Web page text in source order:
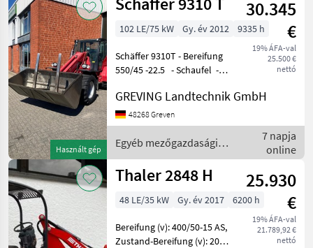
erőgépek
Schäffer
Használt gép
30.345
€
19% ÁFA-val
25.500 €
nettó
102 LE/75 kW Gy. év 2012 9335 h
Schäffer 9310T - Bereifung
550/45 -22.5 - Schaufel -
vorhandenen Zustand.
Angebot freibleibend.
Irrtümer , Änderungen und
Zwische
GREVING Landtechnik GmbH
48268 Greven
Egyéb mezőgazdasági
erőgépek / Schäffer
7 napja
online
Thaler 2848 H
25.930
€
19% ÁFA-val
21.789,92 €
nettó
48 LE/35 kW Gy. év 2017 6200 h
Bereifung (v): 400/50-15 AS,
Zustand-Bereifung (v): 20